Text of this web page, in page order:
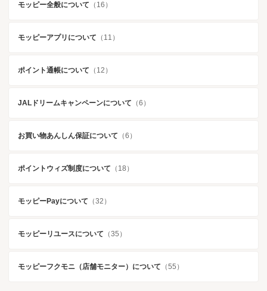
モッピー全般について （16）
モッピーアプリについて （11）
ポイント通帳について （12）
JALドリームキャンペーンについて （6）
お買い物あんしん保証について （6）
ポイントウィズ制度について （18）
モッピーPayについて （32）
モッピーリユースについて （35）
モッピーフクモニ（店舗モニター）について （55）